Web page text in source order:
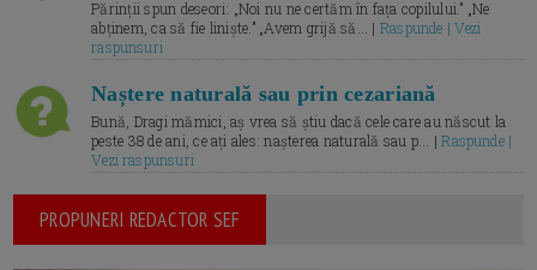
Părinții spun deseori: „Noi nu ne certăm în fața copilului.” „Ne
abținem, ca să fie liniște.” „Avem grijă să... | Raspunde | Vezi
raspunsuri
Naștere naturală sau prin cezariană
Bună, Dragi mămici, aș vrea să știu dacă cele care au născut la
peste 38 de ani, ce ați ales: nașterea naturală sau p... |Raspunde |
Vezi raspunsuri
PROPUNERI REDACTOR SEF